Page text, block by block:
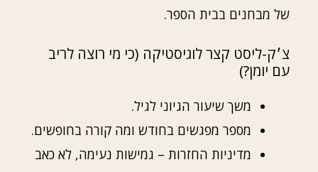
של מבחנים בבית הספר.
צ׳ק-ליסט קצר לוגיסטיקה (כי מי רוצה לריב
עם יומן?)
משך שיעור הגיוני לגיל.
מספר מפגשים בחודש ומה קורה בחופשים.
מדיניות החזרות – גמישות נעימה, לא כאב